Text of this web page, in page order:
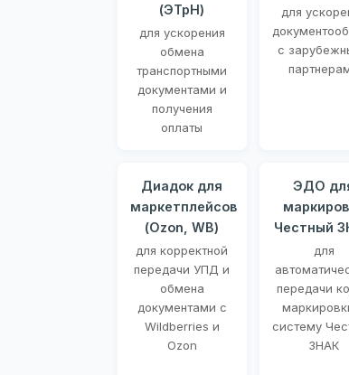
(ЭТрН)
для ускорения
обмена
транспортными
документами и
получения
оплаты
для
с
Диадок для
маркетплейсов
(Ozon, WB)
для корректной
передачи УПД и
обмена
документами с
Wildberries и
Ozon
ЭДО
Честный
для
передачи
систему
ЗНАК